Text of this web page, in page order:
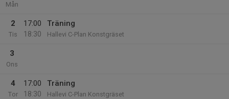
Mån
2
Tis
17:00
18:30
Träning
Hallevi C-Plan Konstgräset
3
Ons
4
Tor
17:00
18:30
Träning
Hallevi C-Plan Konstgräset